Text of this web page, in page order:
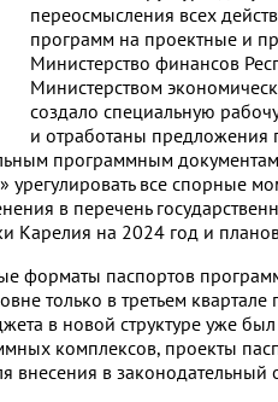
переосмысления всех
программ на проектные и
Министерство финансов
Министерством
создало специальную
и отработаны предложения
программным
урегулировать все спорные
в перечень
Карелия на 2024 год и
форматы паспортов
только в третьем квартале
в новой структуре уже
комплексов, проекты
внесения в